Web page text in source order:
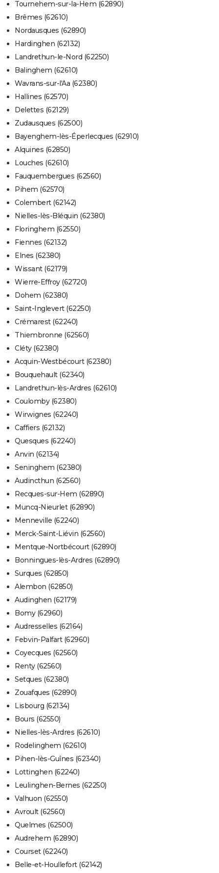
Tournehem-sur-la-Hem (62890)
Brêmes (62610)
Nordausques (62890)
Hardinghen (62132)
Landrethun-le-Nord (62250)
Balinghem (62610)
Wavrans-sur-l'Aa (62380)
Hallines (62570)
Delettes (62129)
Zudausques (62500)
Bayenghem-lès-Éperlecques (62910)
Alquines (62850)
Louches (62610)
Fauquembergues (62560)
Pihem (62570)
Colembert (62142)
Nielles-lès-Bléquin (62380)
Floringhem (62550)
Fiennes (62132)
Elnes (62380)
Wissant (62179)
Wierre-Effroy (62720)
Dohem (62380)
Saint-Inglevert (62250)
Crémarest (62240)
Thiembronne (62560)
Cléty (62380)
Acquin-Westbécourt (62380)
Bouquehault (62340)
Landrethun-lès-Ardres (62610)
Coulomby (62380)
Wirwignes (62240)
Caffiers (62132)
Quesques (62240)
Anvin (62134)
Seninghem (62380)
Audincthun (62560)
Recques-sur-Hem (62890)
Muncq-Nieurlet (62890)
Menneville (62240)
Merck-Saint-Liévin (62560)
Mentque-Nortbécourt (62890)
Bonningues-lès-Ardres (62890)
Surques (62850)
Alembon (62850)
Audinghen (62179)
Bomy (62960)
Audresselles (62164)
Febvin-Palfart (62960)
Coyecques (62560)
Renty (62560)
Setques (62380)
Zouafques (62890)
Lisbourg (62134)
Bours (62550)
Nielles-lès-Ardres (62610)
Rodelinghem (62610)
Pihen-lès-Guînes (62340)
Lottinghen (62240)
Leulinghen-Bernes (62250)
Valhuon (62550)
Avroult (62560)
Quelmes (62500)
Audrehem (62890)
Courset (62240)
Belle-et-Houllefort (62142)